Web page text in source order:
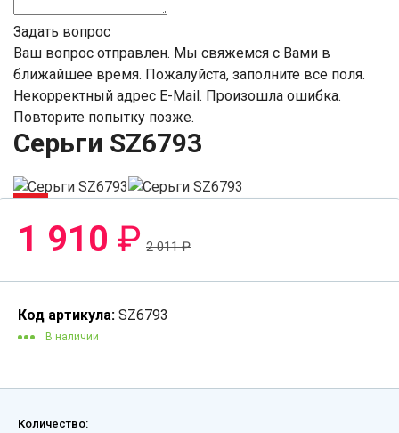
Задать вопрос
Ваш вопрос отправлен. Мы свяжемся с Вами в
ближайшее время. Пожалуйста, заполните все поля.
Некорректный адрес E-Mail. Произошла ошибка.
Повторите попытку позже.
Серьги SZ6793
-6%
1 910 ₽ 2 011₽
Код артикула: SZ6793
В наличии
Количество: